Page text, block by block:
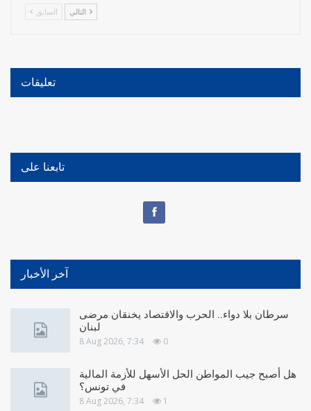
السابق
تعليقات
تابعنا على
آخر الأخبار
سرطان بلا دواء.. الحرب والاقتصاد يخنقان مرضى
لبنان
8 Aug 2026, 7:34 0
هل أصبح جيب المواطن الحل الأسهل للأزمة المالية
في تونس؟
8 Aug 2026, 7:34 1